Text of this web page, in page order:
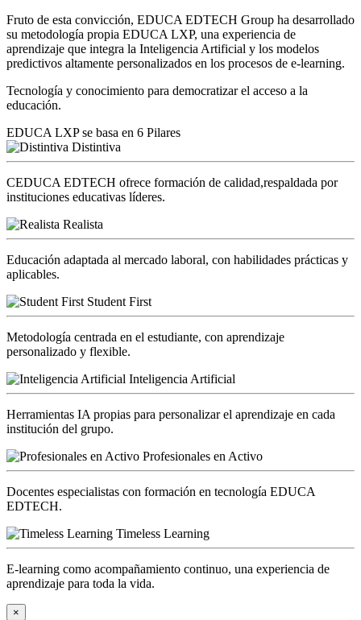
Fruto de esta convicción, EDUCA EDTECH Group ha desarrollado
su metodología propia EDUCA LXP, una experiencia de
aprendizaje que integra la Inteligencia Artificial y los modelos
predictivos altamente personalizados en los procesos de e-learning.
Tecnología y conocimiento para democratizar el acceso a la
educación.
EDUCA LXP se basa en 6 Pilares
Distintiva
CEDUCA EDTECH ofrece formación de calidad,respaldada por
instituciones educativas líderes.
Realista
Educación adaptada al mercado laboral, con habilidades prácticas y
aplicables.
Student First
Metodología centrada en el estudiante, con aprendizaje
personalizado y flexible.
Inteligencia Artificial
Herramientas IA propias para personalizar el aprendizaje en cada
institución del grupo.
Profesionales en Activo
Docentes especialistas con formación en tecnología EDUCA
EDTECH.
Timeless Learning
E-learning como acompañamiento continuo, una experiencia de
aprendizaje para toda la vida.
×